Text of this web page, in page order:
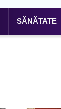
SĂNĂTATE